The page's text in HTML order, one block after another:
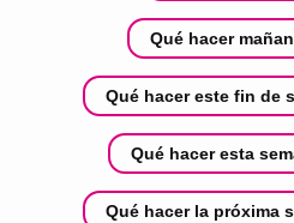
Qué hacer
Qué hacer este fin de
Qué hacer esta
Qué hacer la próxima